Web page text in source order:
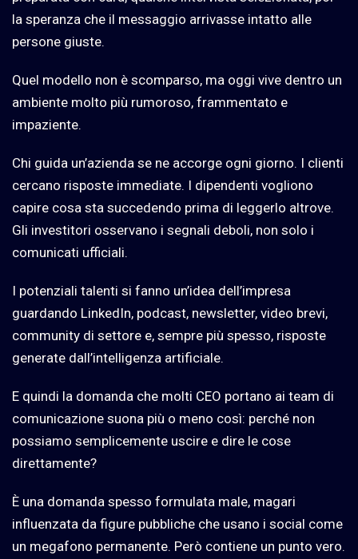
la speranza che il messaggio arrivasse intatto alle
persone giuste.
Quel modello non è scomparso, ma oggi vive dentro un
ambiente molto più rumoroso, frammentato e
impaziente.
Chi guida un’azienda se ne accorge ogni giorno. I clienti
cercano risposte immediate. I dipendenti vogliono
capire cosa sta succedendo prima di leggerlo altrove.
Gli investitori osservano i segnali deboli, non solo i
comunicati ufficiali.
I potenziali talenti si fanno un’idea dell’impresa
guardando LinkedIn, podcast, newsletter, video brevi,
community di settore e, sempre più spesso, risposte
generate dall’intelligenza artificiale.
E quindi la domanda che molti CEO portano ai team di
comunicazione suona più o meno così: perché non
possiamo semplicemente uscire e dire le cose
direttamente?
È una domanda spesso formulata male, magari
influenzata da figure pubbliche che usano i social come
un megafono permanente. Però contiene un punto vero.